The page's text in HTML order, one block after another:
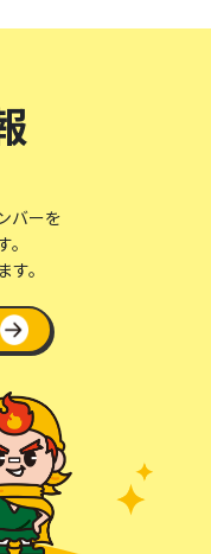
バーを
。